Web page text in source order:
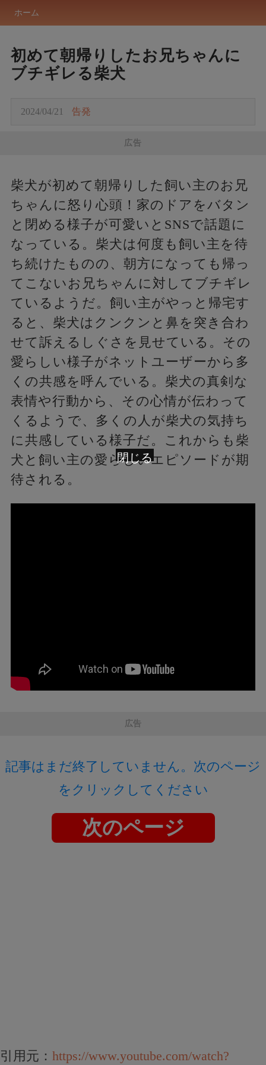
ホーム
初めて朝帰りしたお兄ちゃんに
ブチギレる柴犬
2024/04/21 告発
広告
柴犬が初めて朝帰りした飼い主のお兄
ちゃんに怒り心頭！家のドアをバタン
と閉める様子が可愛いとSNSで話題に
なっている。柴犬は何度も飼い主を待
ち続けたものの、朝方になっても帰っ
てこないお兄ちゃんに対してブチギレ
ているようだ。飼い主がやっと帰宅す
ると、柴犬はクンクンと鼻を突き合わ
せて訴えるしぐさを見せている。その
愛らしい様子がネットユーザーから多
くの共感を呼んでいる。柴犬の真剣な
表情や行動から、その心情が伝わって
くるようで、多くの人が柴犬の気持ち
に共感している様子だ。これからも柴
犬と飼い主の愛らしいエピソードが期
待される。
広告
記事はまだ終了していません。次のページ
をクリックしてください
次のページ
引用元： https://www.youtube.com/watch?
閉じる